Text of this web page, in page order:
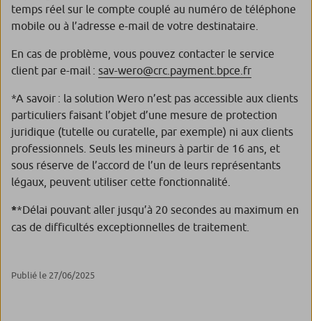
temps réel sur le compte couplé au numéro de téléphone
mobile ou à l’adresse e-mail de votre destinataire.
En cas de problème, vous pouvez contacter le service
client par e-mail : sav-wero@crc.payment.bpce.fr
*A savoir : la solution Wero n’est pas accessible aux clients
particuliers faisant l’objet d’une mesure de protection
juridique (tutelle ou curatelle, par exemple) ni aux clients
professionnels. Seuls les mineurs à partir de 16 ans, et
sous réserve de l’accord de l’un de leurs représentants
légaux, peuvent utiliser cette fonctionnalité.
**Délai pouvant aller jusqu’à 20 secondes au maximum en
cas de difficultés exceptionnelles de traitement.
Publié le 27/06/2025